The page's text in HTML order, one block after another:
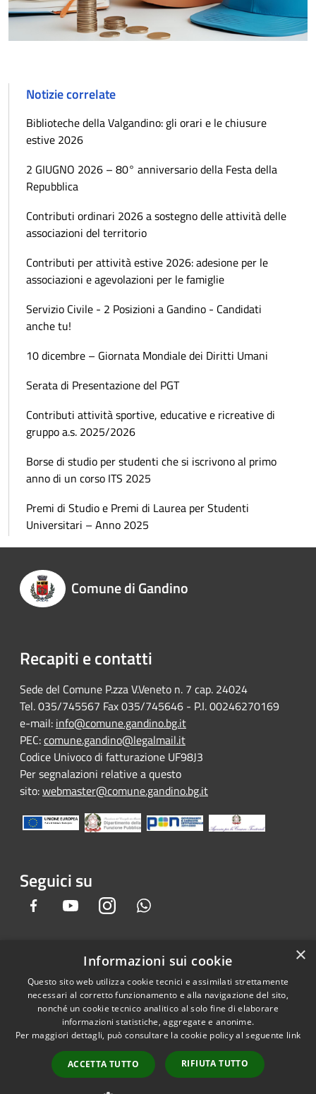
Notizie correlate
Biblioteche della Valgandino: gli orari e le chiusure
estive 2026
2 GIUGNO 2026 – 80° anniversario della Festa della
Repubblica
Contributi ordinari 2026 a sostegno delle attività delle
associazioni del territorio
Contributi per attività estive 2026: adesione per le
associazioni e agevolazioni per le famiglie
Servizio Civile - 2 Posizioni a Gandino - Candidati
anche tu!
10 dicembre – Giornata Mondiale dei Diritti Umani
Serata di Presentazione del PGT
Contributi attività sportive, educative e ricreative di
gruppo a.s. 2025/2026
Borse di studio per studenti che si iscrivono al primo
anno di un corso ITS 2025
Premi di Studio e Premi di Laurea per Studenti
Universitari – Anno 2025
Comune di Gandino
Recapiti e contatti
Sede del Comune P.zza V.Veneto n. 7 cap. 24024
Tel. 035/745567 Fax 035/745646 - P.I. 00246270169
e-mail: info@comune.gandino.bg.it
PEC:comune.gandino@legalmail.it
Codice Univoco di fatturazione UF98J3
Per segnalazioni relative a questo
sito:webmaster@comune.gandino.bg.it
Seguici su
Facebook YoutubeInstagram
Accessibilità
Privacy
Mappa del sito
Dichiarazione e Feedback
Gandino • Powered by
Municipium•Accesso
redazione
×
Informazioni sui cookie
Questo sito web utilizza cookie tecnici e assimilati strettamente
necessari al corretto funzionamento e alla navigazione del sito,
nonché un cookie tecnico analitico al solo fine di elaborare
informazioni statistiche, aggregate e anonime.
Per maggiori dettagli, può consultare la cookie policy al seguente link
ACCETTA TUTTO RIFIUTA TUTTO